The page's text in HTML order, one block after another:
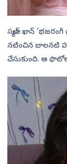
సల్మాన్ ఖాన్
నటించిన బాలనటి
చేసుకుంది. ఆ